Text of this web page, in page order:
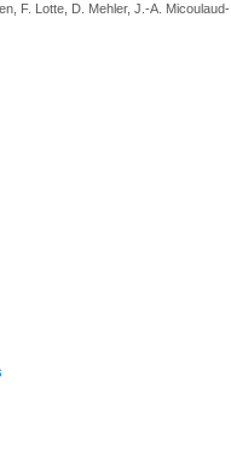
F. Lotte, D. Mehler, J.-A. Micoulaud-